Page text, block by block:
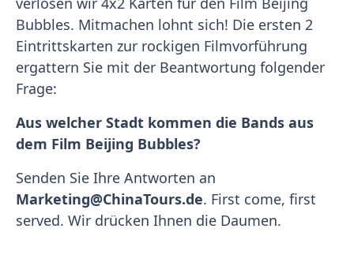
Bubbles. Mitmachen lohnt sich! Die ersten 2
Eintrittskarten zur rockigen Filmvorführung
ergattern Sie mit der Beantwortung folgender
Frage:
Aus welcher Stadt kommen die Bands aus
dem Film Beijing Bubbles?
Senden Sie Ihre Antworten an
Marketing@ChinaTours.de. First come, first
served. Wir drücken Ihnen die Daumen.